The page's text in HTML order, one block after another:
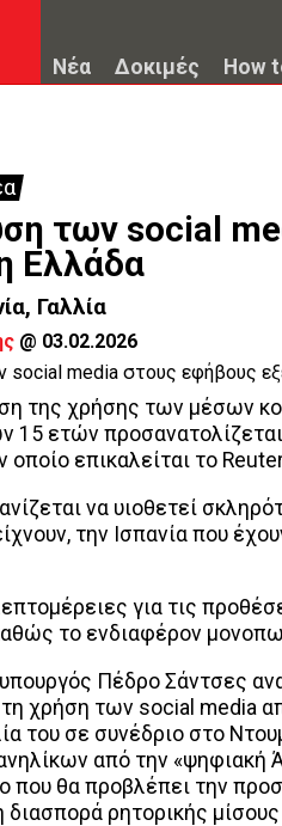
Νέα Δοκιμές How
των social
Ελλάδα
Γαλλία
@ 03.02.2026
της χρήσης των μέσων
15 ετών
οποίο επικαλείται το
να υιοθετεί
την Ισπανία που
για τις
το ενδιαφέρον
Πέδρο Σάντσες
χρήση των social media
του σε συνέδριο στο
από την «ψηφιακή
που θα προβλέπει την
διασπορά ρητορικής